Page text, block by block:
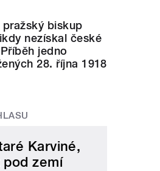
pražský biskup
nezískal české
jedno
28. října 1918
Karviné,
zemí